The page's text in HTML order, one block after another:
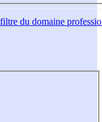
du domaine